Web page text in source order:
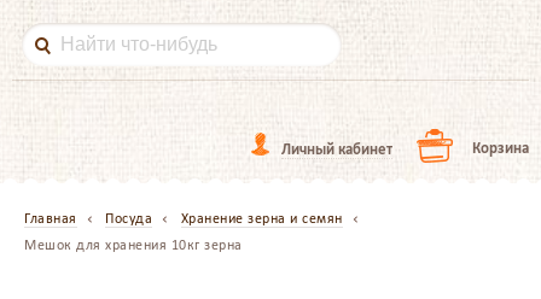
Личный кабинет Корзина
Главная Посуда
Хранение зерна и семян
Мешок для хранения 10кг зерна